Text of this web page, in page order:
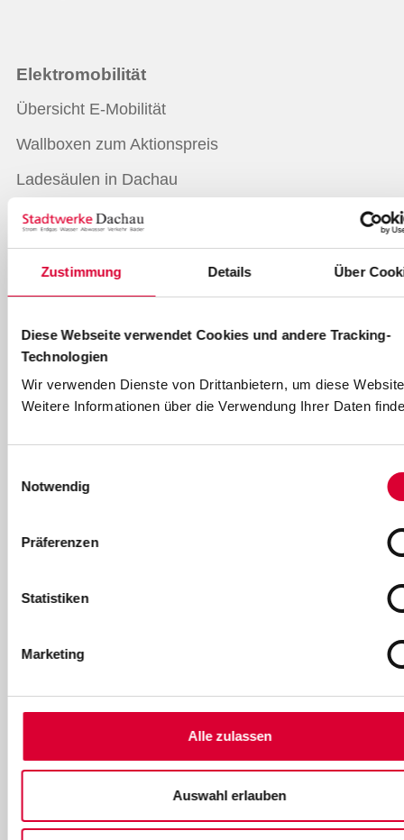
Zustimmung Details Über
Diese Webseite verwendet Cookies und andere Tracking-
Technologien
Wir verwenden Dienste von Drittanbietern, um diese
Weitere Informationen über die Verwendung Ihrer Daten
Notwendig
Präferenzen
Statistiken
Marketing
Alle zulassen
Auswahl erlauben
Elektromobilität
Übersicht E-Mobilität
Wallboxen zum Aktionspreis
Ladesäulen in Dachau
Ladelösungen für Ihr Zuhause
Ladekarte für Elektrofahrzeuge
E-Mobilität für Unternehmen
Bäder
Freibad & Familienbad
Großprojekt Neubau Hallenbad
Mobilität
Parkhäuser
Internet und Telefon
Services